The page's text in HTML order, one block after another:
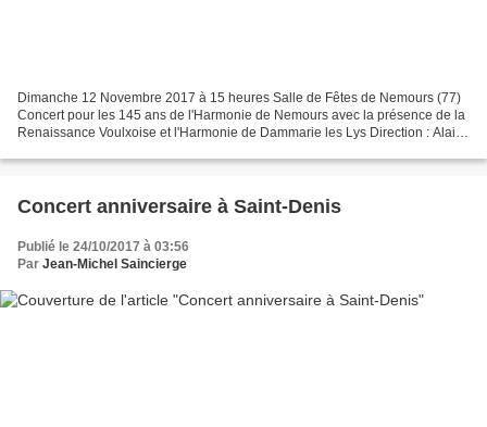
Dimanche 12 Novembre 2017 à 15 heures Salle de Fêtes de Nemours (77)
Concert pour les 145 ans de l'Harmonie de Nemours avec la présence de la
Renaissance Voulxoise et l'Harmonie de Dammarie les Lys Direction : Alain
Concert anniversaire à Saint-Denis
Publié le 24/10/2017 à 03:56
Par Jean-Michel Saincierge